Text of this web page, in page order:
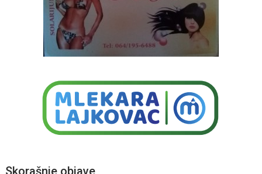
Skorašnje objave